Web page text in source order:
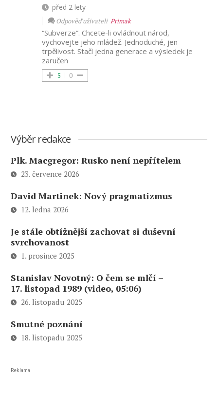
před 2 lety
Odpověď uživateli Primak
“Subverze”. Chcete-li ovládnout národ,
vychovejte jeho mládež. Jednoduché, jen
trpělivost. Stačí jedna generace a výsledek je
zaručen
5 0
Výběr redakce
Plk. Macgregor: Rusko není nepřítelem
23. července 2026
David Martinek: Nový pragmatizmus
12. ledna 2026
Je stále obtížnější zachovat si duševní
svrchovanost
1. prosince 2025
Stanislav Novotný: O čem se mlčí –
17. listopad 1989 (video, 05:06)
26. listopadu 2025
Smutné poznání
18. listopadu 2025
Reklama